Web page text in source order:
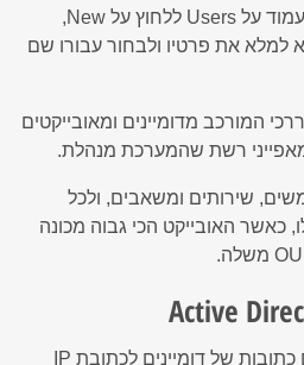
של משתמש חדש דורשת לעמוד על Users ללחוץ על New,
את פרטיו ולבחור עבורו שם
המורכב מדומיינים ומאובייקטים
רשת שהמערכת מנהלת.
שירותים ומשאבים, ולכל
כאשר האובייקט הכי גבוה מכונה
שירות DNS משמש לתרגום כתובות של דומיינים לכתובת IP